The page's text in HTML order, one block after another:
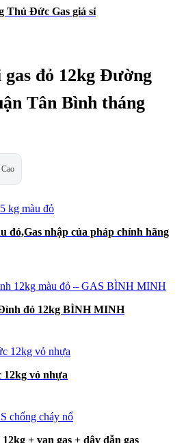
Thủ Đức Gas giá sỉ
gas đỏ 12kg Đường
Tân Bình tháng
đỏ,Gas nhập của pháp chính hãng
đỏ 12kg BÌNH MINH
vỏ nhựa
+ van gas + dây dẫn gas